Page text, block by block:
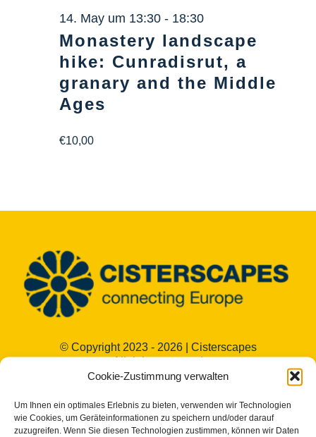
Cookie-Zustimmung verwalten
Um Ihnen ein optimales Erlebnis zu bieten, verwenden wir Technologien
wie Cookies, um Geräteinformationen zu speichern und/oder darauf
zuzugreifen. Wenn Sie diesen Technologien zustimmen, können wir Daten
Downloads
Place of learning
14. May um 13:30 - 18:30
Monastery landscape
hike: Cunradisrut, a
granary and the Middle
Ages
€10,00
© Copyright 2023 - 2026 | Cisterscapes
All rights reserved
and all information without guarantee.
Contact: